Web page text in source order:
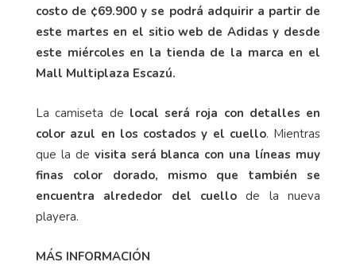
costo de ¢69.900 y se podrá adquirir a partir de
este martes en el sitio web de Adidas y desde
este miércoles en la tienda de la marca en el
Mall Multiplaza Escazú.
La camiseta de local será roja con detalles en
color azul en los costados y el cuello. Mientras
que la de visita será blanca con una líneas muy
finas color dorado, mismo que también se
encuentra alrededor del cuellode la nueva
playera.
MÁS INFORMACIÓN